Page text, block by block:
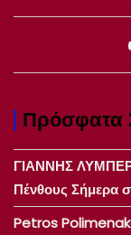
Πρόσφατα
ΓΙΑΝΝΗΣ
Πένθους Σήμερα
Petros